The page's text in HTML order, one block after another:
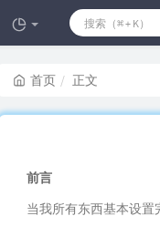
首页 正文
前言
当我所有东西基本设